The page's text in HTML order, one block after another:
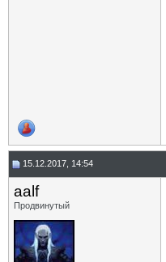
15.12.2017, 14:54
aalf
Продвинутый